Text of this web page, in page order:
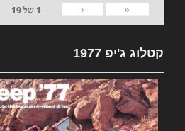
«
‹
1 של19
קטלוג ג'יפ 1977